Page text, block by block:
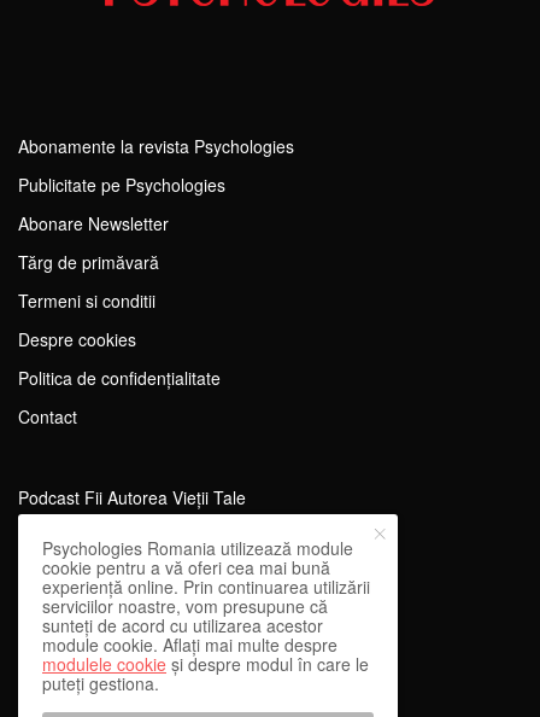
Abonamente la revista Psychologies
Publicitate pe Psychologies
Abonare Newsletter
Tărg de primăvară
Termeni si conditii
Despre cookies
Politica de confidențialitate
Contact
Podcast Fii Autorea Vieții Tale
Evenimente Fii Autoarea Vieții Tale!
SportEdu
Antrenament Mental pentru Sportivi
Learning Network
WEnough
Psychologies Romania utilizează module
cookie pentru a vă oferi cea mai bună
experiență online. Prin continuarea utilizării
serviciilor noastre, vom presupune că
sunteți de acord cu utilizarea acestor
module cookie. Aflați mai multe despre
modulele cookie și despre modul în care le
puteți gestiona.